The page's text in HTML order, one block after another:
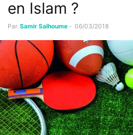
en Islam ?
Par Samir Salhoume - 06/03/2018